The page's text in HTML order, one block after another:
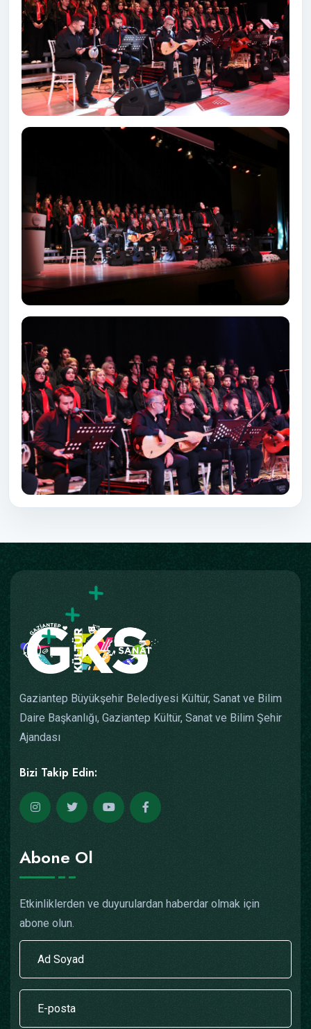
Gaziantep Büyükşehir Belediyesi Kültür, Sanat ve Bilim
Daire Başkanlığı, Gaziantep Kültür, Sanat ve Bilim Şehir
Ajandası
Bizi Takip Edin:
Abone Ol
Etkinliklerden ve duyurulardan haberdar olmak için
abone olun.